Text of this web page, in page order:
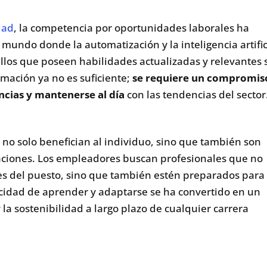
, la competencia por oportunidades laborales ha
donde la automatización y la inteligencia
que poseen habilidades actualizadas y relevantes
ya no es suficiente;se requiere un
y mantenerse al día con las tendencias del
solo benefician al individuo, sino que también son
Los empleadores buscan profesionales que no
del puesto, sino que también estén preparados para
de aprender y adaptarse se ha convertido en un
sostenibilidad a largo plazo de cualquier carrera